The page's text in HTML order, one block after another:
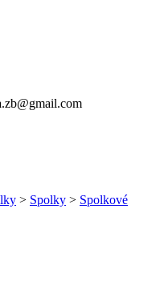
> Spolky > Spolkové